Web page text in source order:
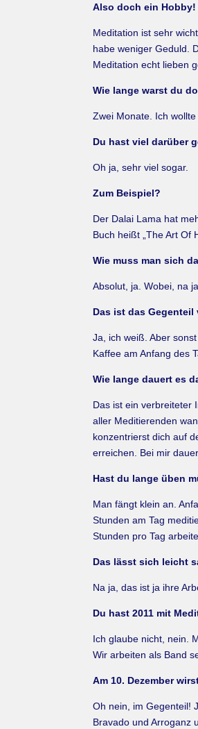
Also doch ein Hobby!
Meditation ist sehr
habe weniger Geduld.
Meditation echt lieben
Wie lange warst du
Zwei Monate. Ich
Du hast viel darüber
Oh ja, sehr viel sogar.
Zum Beispiel?
Der Dalai Lama hat
Buch heißt „The Art Of
Wie muss man sich
Absolut, ja. Wobei, na
Das ist das Gegenteil
Ja, ich weiß. Aber
Kaffee am Anfang des
Wie lange dauert es
Das ist ein verbreiteter
aller Meditierenden
konzentrierst dich auf
erreichen. Bei mir
Hast du lange üben
Man fängt klein an.
Stunden am Tag
Stunden pro Tag
Das lässt sich leicht
Na ja, das ist ja ihre
Du hast 2011 mit
Ich glaube nicht, nein.
Wir arbeiten als Band
Am 10. Dezember
Oh nein, im Gegenteil!
Bravado und Arroganz